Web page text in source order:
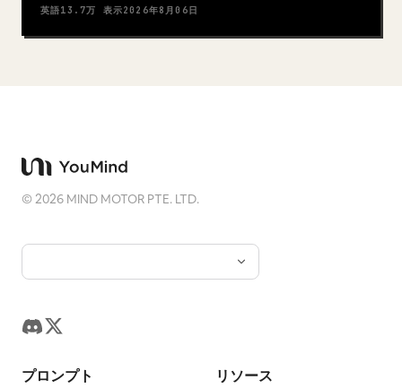
英語13.7万 表示2026年8月06日
©2026 MIND MOTOR PTE. LTD.
プロンプト リソース